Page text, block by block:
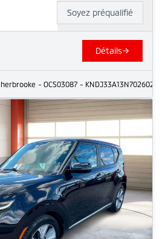
Soyez préqualifié
Détails
- OCS03087 - KNDJ33A13N7026028